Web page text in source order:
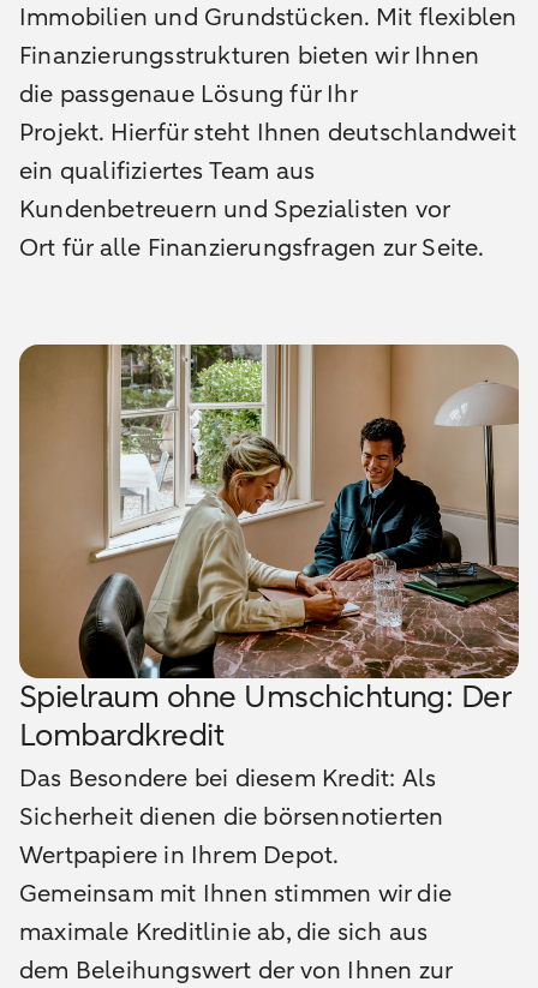
Immobilien und Grundstücken. Mit flexiblen
Finanzierungsstrukturen bieten wir Ihnen
die passgenaue Lösung für Ihr
Projekt. Hierfür steht Ihnen deutschlandweit
ein qualifiziertes Team aus
Kundenbetreuern und Spezialisten vor
Ort für alle Finanzierungsfragen zur Seite.
Spielraum ohne Umschichtung: Der
Lombardkredit
Das Besondere bei diesem Kredit: Als
Sicherheit dienen die börsennotierten
Wertpapiere in Ihrem Depot.
Gemeinsam mit Ihnen stimmen wir die
maximale Kreditlinie ab, die sich aus
dem Beleihungswert der von Ihnen zur